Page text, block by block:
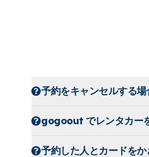
予約をキャンセルする
gogoout でレンタカー
予約した人とカードを